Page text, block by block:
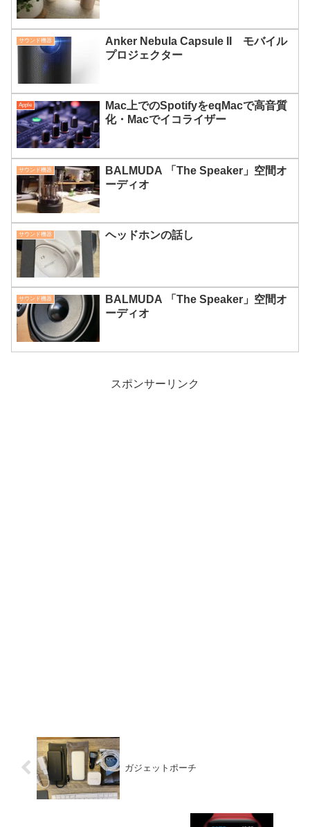
サウンド機器
Anker Nebula Capsule II モバイル
プロジェクター
Apple
Mac上でのSpotifyをeqMacで高音質
化・Macでイコライザー
サウンド機器
BALMUDA 「The Speaker」空間オ
ーディオ
サウンド機器 ヘッドホンの話し
サウンド機器
BALMUDA 「The Speaker」空間オ
ーディオ
スポンサーリンク
ガジェットポーチ